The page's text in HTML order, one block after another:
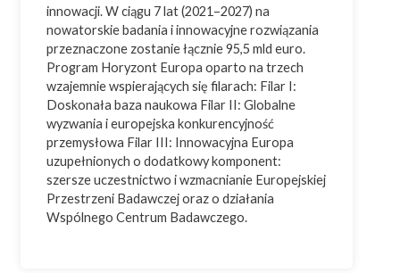
Usługi doradcze
Cała Polska
Województwo dolnośląskie
Województwo kujawsko-pomorskie
Województwo lubelskie
Województwo lubuskie
innowacji. W ciągu 7 lat (2021–2027) na
nowatorskie badania i innowacyjne rozwiązania
przeznaczone zostanie łącznie 95,5 mld euro.
Program Horyzont Europa oparto na trzech
wzajemnie wspierających się filarach: Filar I:
Doskonała baza naukowa Filar II: Globalne
wyzwania i europejska konkurencyjność
przemysłowa Filar III: Innowacyjna Europa
uzupełnionych o dodatkowy komponent:
szersze uczestnictwo i wzmacnianie Europejskiej
Przestrzeni Badawczej oraz o działania
Wspólnego Centrum Badawczego.